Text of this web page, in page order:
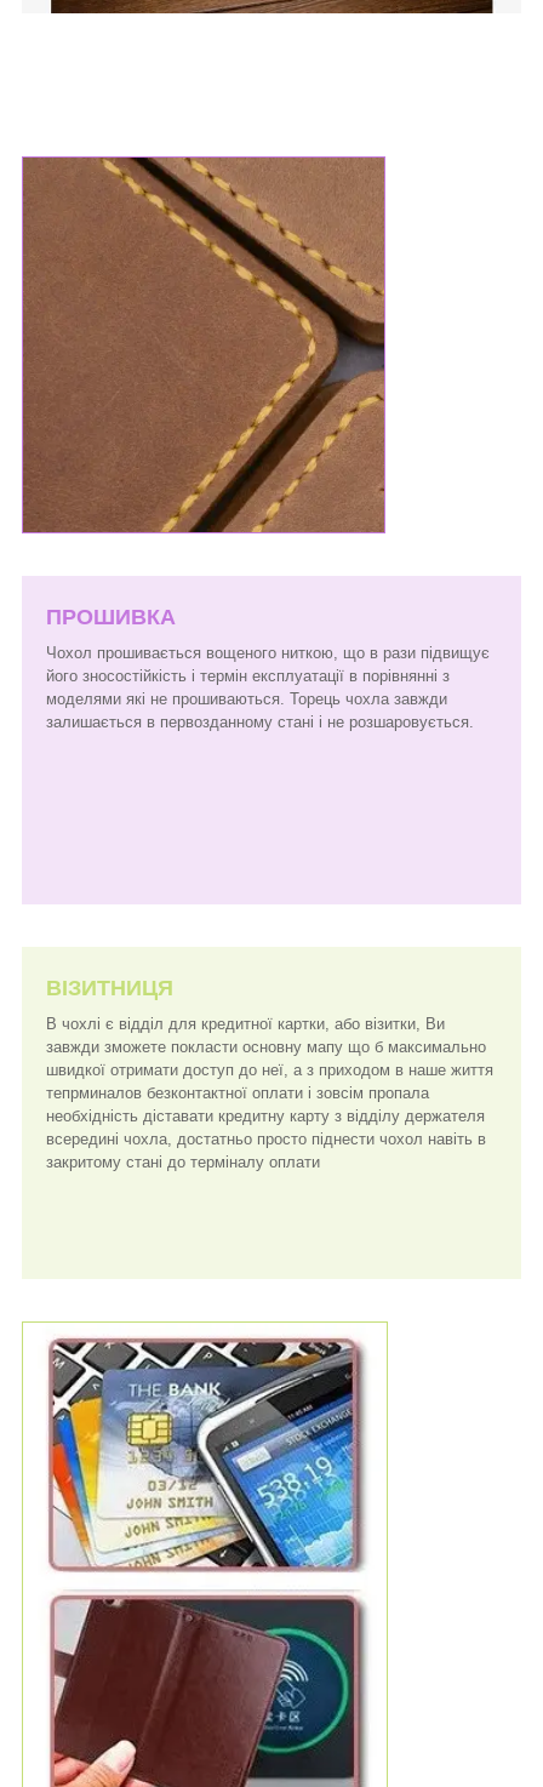
ПРОШИВКА
Чохол прошивається вощеного ниткою, що в рази підвищує
його зносостійкість і термін експлуатації в порівнянні з
моделями які не прошиваються. Торець чохла завжди
залишається в первозданному стані і не розшаровується.
ВІЗИТНИЦЯ
В чохлі є відділ для кредитної картки, або візитки, Ви
завжди зможете покласти основну мапу що б максимально
швидкої отримати доступ до неї, а з приходом в наше життя
тепрминалов безконтактної оплати і зовсім пропала
необхідність діставати кредитну карту з відділу держателя
всередині чохла, достатньо просто піднести чохол навіть в
закритому стані до терміналу оплати